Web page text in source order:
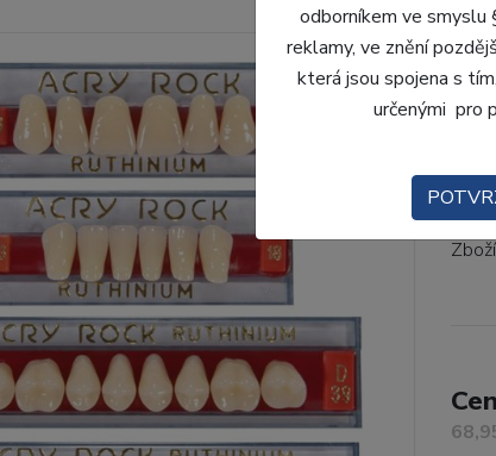
•
Kód
odborníkem ve smyslu
reklamy, ve znění
která jsou spojena s
určenými pro